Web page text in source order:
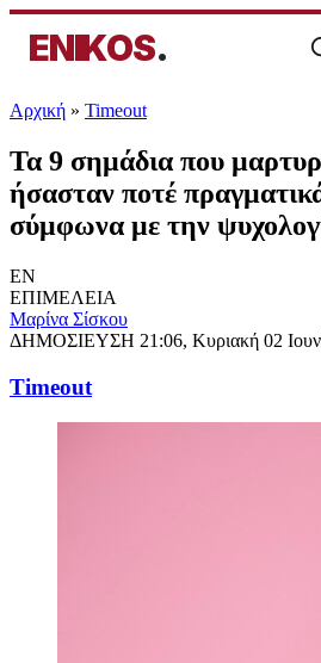
ENIKOS.
Αρχική » Timeout
Τα 9 σημάδια που
ήσασταν ποτέ
σύμφωνα με την
EN
ΕΠΙΜΕΛΕΙΑ
Μαρίνα Σίσκου
ΔΗΜΟΣΙΕΥΣΗ 21:06, Κυριακή 02
Timeout